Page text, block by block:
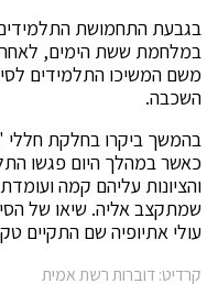
בגבעת התחמושת
במלחמת ששת הימים, לאחר
משם המשיכו התלמידים
השכבה.
בהמשך ביקרו בחלקת חללי
כאשר במהלך היום פגשו
והציונות עליהם קמה
שמתקצב אליה. שיאו של
עולי אתיופיה שם התקיים
קרדיט: דוברות רשת אמית